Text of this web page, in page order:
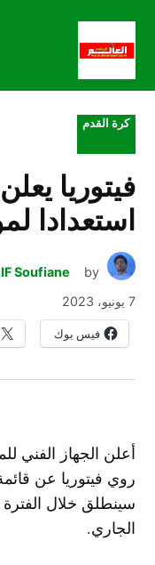
POSTED
كرة القدم
فيتوريا
استعدادا
by
Soufiane
7 يونيو، 2023
فيس بوك
أعلن الجهاز الفني
روي فيتوريا​ عن
الجاري.